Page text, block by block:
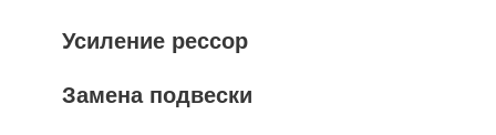
Усиление рессор
Замена подвески